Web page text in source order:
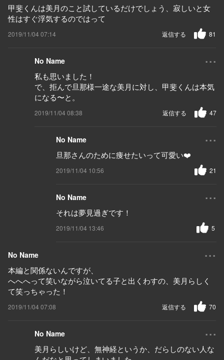
甲斐くんは美月のこと試しているだけでしょう、寂しいと女
性はすぐ浮気するのではって
2019/11/04 07:14 81
返信する
No Name ...
私も思いました！
で、拒んで旦那様一途な美月に対し、甲斐くんは本気
になる〜と。
2019/11/04 08:38 47
返信する
No Name ...
旦那さんのために痩せたいって可愛い❤️
2019/11/04 10:56 21
No Name ...
それは夢見過ぎです！
2019/11/04 13:46 5
No Name ...
本編と関係ないんですが、
へへへって笑いながら泣いてる子と出くわすの、美月らしく
て笑っちゃった！
2019/11/04 07:08 70
返信する
No Name ...
美月らしいけど、無神経というか、だらしのない人な